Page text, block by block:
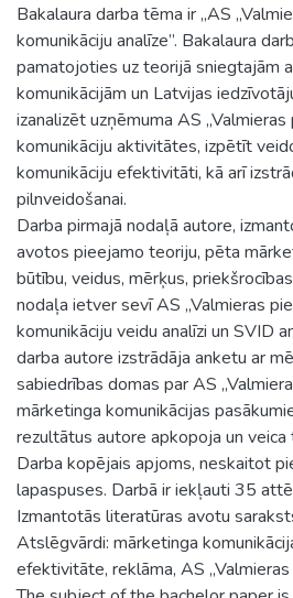
Bakalaura darba tēma ir „AS
komunikāciju analīze”. Bakalaura
pamatojoties uz teorijā sniegtajām
komunikācijām un Latvijas
izanalizēt uzņēmuma AS
komunikāciju aktivitātes, izpētīt
komunikāciju efektivitāti, kā arī
pilnveidošanai.
Darba pirmajā nodaļā autore,
avotos pieejamo teoriju, pēta
būtību, veidus, mērķus,
nodaļa ietver sevī AS „Valmieras
komunikāciju veidu analīzi un SVID
darba autore izstrādāja anketu ar
sabiedrības domas par AS
mārketinga komunikācijas
rezultātus autore apkopoja un veica
Darba kopējais apjoms, neskaitot
lapaspuses. Darbā ir iekļauti 35
Izmantotās literatūras avotu
Atslēgvārdi: mārketinga
efektivitāte, reklāma, AS „Valmieras